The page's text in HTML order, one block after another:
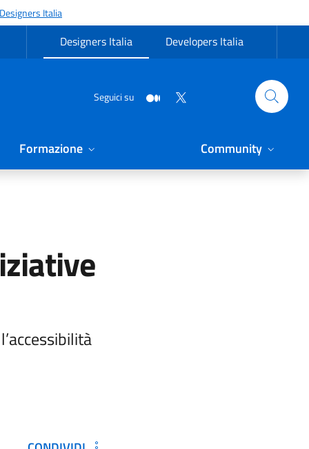
Italia
Designers Italia Developers Italia
Seguici su
Formazione Community